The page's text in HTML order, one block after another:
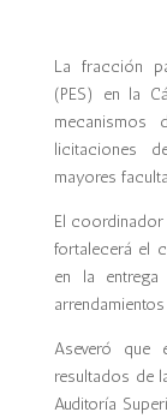
La fracción
(PES) en la
licitaciones
mayores
El
fortalecerá el
en la
Aseveró que
resultados de
Auditoría